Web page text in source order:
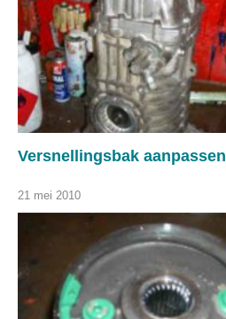
Versnellingsbak aanpassen
21 mei 2010